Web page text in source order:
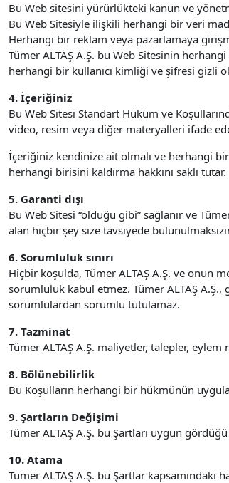
Bu Web sitesini yürürlükteki kanun ve
Bu Web Sitesiyle ilişkili herhangi bir veri
Herhangi bir reklam veya pazarlamaya
Tümer ALTAŞ A.Ş. bu Web Sitesinin
herhangi bir kullanıcı kimliği ve şifresi gizli
4. İçeriğiniz
Bu Web Sitesi Standart Hüküm ve
video, resim veya diğer materyalleri ifade
İçeriğiniz kendinize ait olmalı ve herhangi
herhangi birisini kaldırma hakkını saklı tutar.
5. Garanti dışı
Bu Web Sitesi “olduğu gibi” sağlanır ve
alan hiçbir şey size tavsiyede
6. Sorumluluk sınırı
Hiçbir koşulda, Tümer ALTAŞ A.Ş. ve onun
sorumluluk kabul etmez. Tümer ALTAŞ A.Ş.,
sorumlulardan sorumlu tutulamaz.
7. Tazminat
Tümer ALTAŞ A.Ş. maliyetler, talepler,
8. Bölünebilirlik
Bu Koşulların herhangi bir hükmünün
9. Şartların Değişimi
Tümer ALTAŞ A.Ş. bu Şartları uygun
10. Atama
Tümer ALTAŞ A.Ş. bu Şartlar